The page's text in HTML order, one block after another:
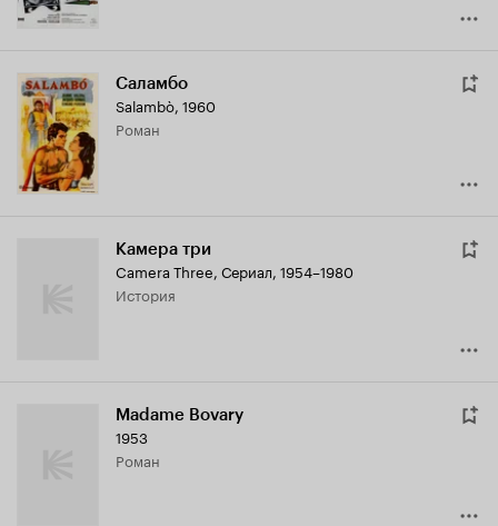
Саламбо
Salambò, 1960
роман
Камера три
Camera Three, Сериал, 1954–1980
история
Madame Bovary
1953
роман